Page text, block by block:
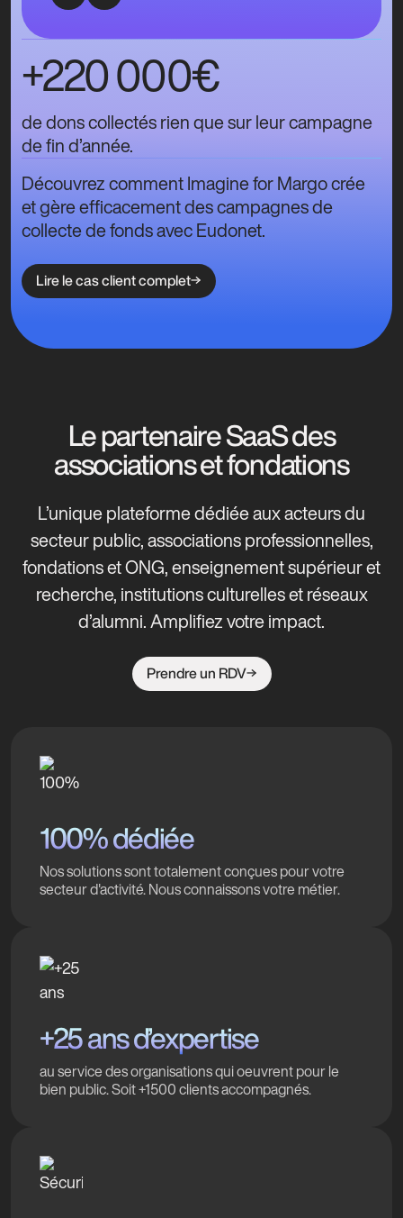
+220 000€
de dons collectés rien que sur leur campagne
de fin d’année.
Découvrez comment Imagine for Margo crée
et gère efficacement des campagnes de
collecte de fonds avec Eudonet.
Lire le cas client complet
Le partenaire SaaS des
associations et fondations
L’unique plateforme dédiée aux acteurs du
secteur public, associations professionnelles,
fondations et ONG, enseignement supérieur et
recherche, institutions culturelles et réseaux
d’alumni. Amplifiez votre impact.
Prendre un RDV
100% dédiée
Nos solutions sont totalement conçues pour votre
secteur d'activité. Nous connaissons votre métier.
+25 ans d’expertise
au service des organisations qui oeuvrent pour le
bien public. Soit +1500 clients accompagnés.